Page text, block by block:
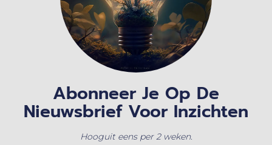
Abonneer Je Op De
Nieuwsbrief Voor Inzichten
Hooguit eens per 2 weken.